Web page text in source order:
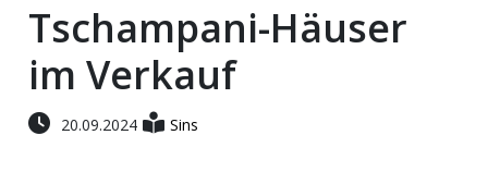
Veranstaltungen
Stellen
Tschampani-Häuser
im Verkauf
20.09.2024 Sins